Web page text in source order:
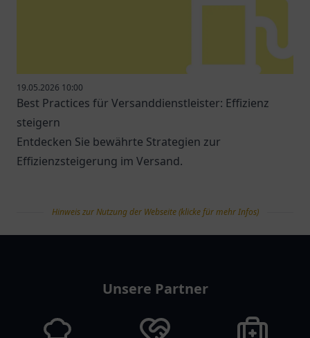
19.05.2026 10:00
Best Practices für Versanddienstleister: Effizienz
steigern
Entdecken Sie bewährte Strategien zur
Effizienzsteigerung im Versand.
Hinweis zur Nutzung der Webseite (klicke für mehr Infos)
Unsere Partner